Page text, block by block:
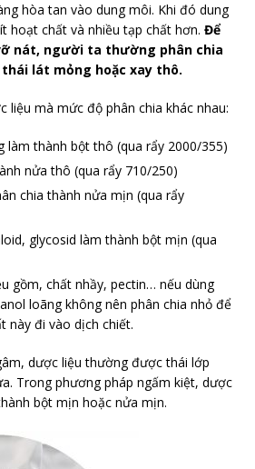
hòa tan vào dung môi. Khi đó dung
hoạt chất và nhiều tạp chất hơn. Để
nát, người ta thường phân chia
lát mỏng hoặc xay thô.
liệu mà mức độ phân chia khác nhau:
làm thành bột thô (qua rẩy 2000/355)
nửa thô (qua rẩy 710/250)
chia thành nửa mịn (qua rẩy
glycosid làm thành bột mịn (qua
gồm, chất nhầy, pectin… nếu dùng
loãng không nên phân chia nhỏ để
này đi vào dịch chiết.
dược liệu thường được thái lớp
Trong phương pháp ngấm kiệt, dược
bột mịn hoặc nửa mịn.